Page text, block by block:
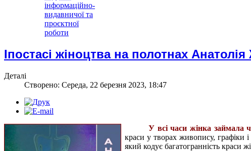
інформаційно-
видавничої та
проєктної
роботи
Іпостасі жіноцтва на полотнах
Деталі
Створено: Середа, 22 березня 2023, 18:47
У всі часи жінка займала
краси у творах живопису, графіки
який кодує багатогранність краси